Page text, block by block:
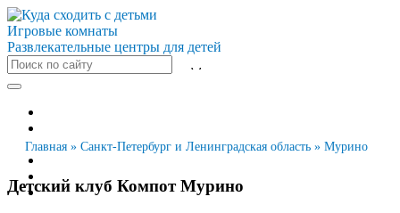
Игровые комнаты
Развлекательные центры для детей
Санкт-Петербург
Екатеринбург
Казань
Главная » Санкт-Петербург и Ленинградская область » Мурино
Детский клуб Компот Мурино